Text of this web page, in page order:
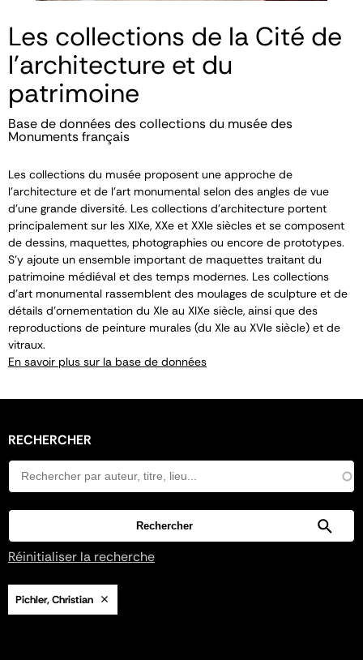
Les collections de la Cité de
l'architecture et du
patrimoine
Base de données des collections du musée des
Monuments français
Les collections du musée proposent une approche de
l’architecture et de l’art monumental selon des angles de vue
d’une grande diversité. Les collections d’architecture portent
principalement sur les XIXe, XXe et XXIe siècles et se composent
de dessins, maquettes, photographies ou encore de prototypes.
S’y ajoute un ensemble important de maquettes traitant du
patrimoine médiéval et des temps modernes. Les collections
d’art monumental rassemblent des moulages de sculpture et de
détails d’ornementation du XIe au XIXe siècle, ainsi que des
reproductions de peinture murales (du XIe au XVIe siècle) et de
vitraux.
En savoir plus sur la base de données
RECHERCHER
Réinitialiser la recherche
Pichler, Christian